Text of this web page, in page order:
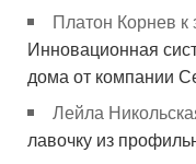
Платон Корнев к
Инновационная
дома от компании
Лейла
лавочку из